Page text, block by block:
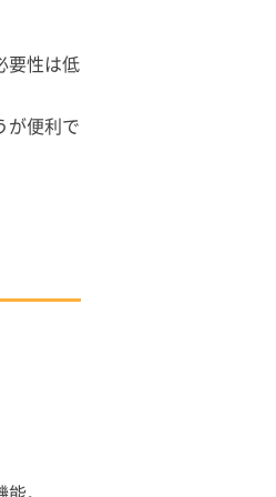
要性は低
が便利で